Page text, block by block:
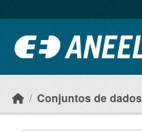
Conjuntos de dados